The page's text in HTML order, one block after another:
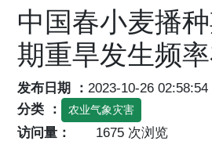
中国春小麦播
期重旱发生频
发布日期 ： 2023-10-26 02:58:54
分类 ：
农业气象灾害
访问量： 1675 次浏览